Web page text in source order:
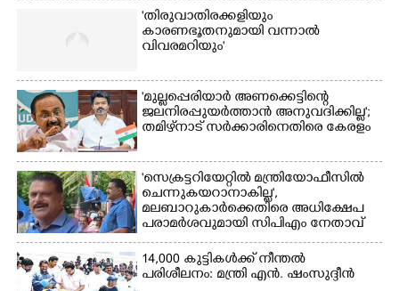
'തിരുവാതിരക്കളിയും
കാരണഭൂതനുമായി വന്നാൽ
വിവരമറിയും '
'മുല്ലപ്പെരിയാർ അണക്കെട്ടിന്റെ
ജലനിരപ്പുയർത്താൻ അനുവദിക്കില്ല';
തമിഴ്‌നാട് സർക്കാരിനെതിരെ കേരളം
'സെക്രട്ടറിയേറ്റിൽ മന്ത്രിയോഫീസിൽ
ചെന്നുകയറാനാകില്ല',
മലബാറുകാർക്കെതിരെ അധിക്ഷേപ
പരാമർശവുമായി സിപിഎം നേതാവ്‌
14,000 കുട്ടികൾക്ക് നീന്തൽ
പരിശീലനം: മന്ത്രി എൻ. ഷംസുദ്ദീൻ
Copy Link